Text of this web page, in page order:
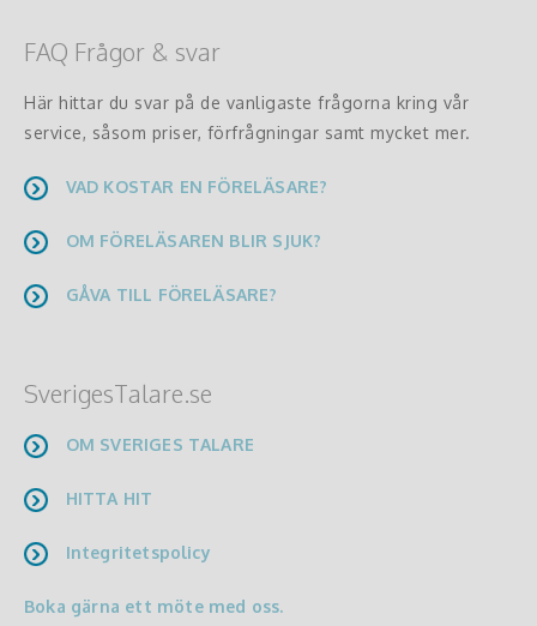
FAQ Frågor & svar
Här hittar du svar på de vanligaste frågorna kring vår
service, såsom priser, förfrågningar samt mycket mer.
VAD KOSTAR EN FÖRELÄSARE?
OM FÖRELÄSAREN BLIR SJUK?
GÅVA TILL FÖRELÄSARE?
SverigesTalare.se
OM SVERIGES TALARE
HITTA HIT
Integritetspolicy
Boka gärna ett möte med oss.